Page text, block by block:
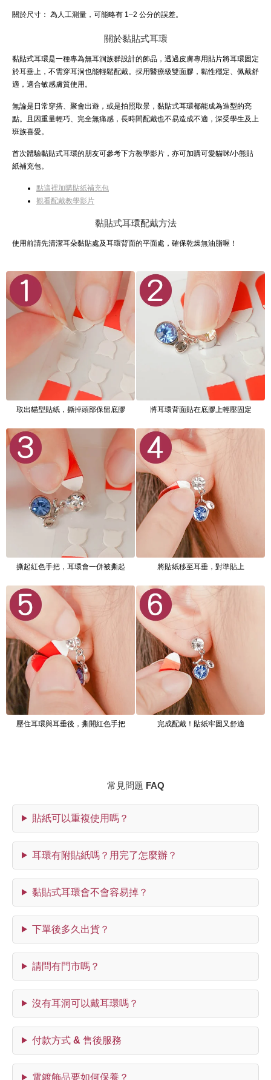
關於尺寸： 為人工測量，可能略有 1–2 公分的誤差。
關於黏貼式耳環
黏貼式耳環是一種專為無耳洞族群設計的飾品，透過皮膚專用貼片將耳環固定
於耳垂上，不需穿耳洞也能輕鬆配戴。採用醫療級雙面膠，黏性穩定、佩戴舒
適，適合敏感膚質使用。
無論是日常穿搭、聚會出遊，或是拍照取景，黏貼式耳環都能成為造型的亮
點。且因重量輕巧、完全無痛感，長時間配戴也不易造成不適，深受學生及上
班族喜愛。
首次體驗黏貼式耳環的朋友可參考下方教學影片，亦可加購可愛貓咪/小熊貼
紙補充包。
點這裡加購貼紙補充包
觀看配戴教學影片
黏貼式耳環配戴方法
使用前請先清潔耳朵黏貼處及耳環背面的平面處，確保乾燥無油脂喔！
取出貓型貼紙，撕掉頭部保留底膠 將耳環背面貼在底膠上輕壓固定
撕起紅色手把，耳環會一併被撕起 將貼紙移至耳垂，對準貼上
壓住耳環與耳垂後，撕開紅色手把 完成配戴！貼紙牢固又舒適
常見問題 FAQ
貼紙可以重複使用嗎？
耳環有附貼紙嗎？用完了怎麼辦？
黏貼式耳環會不會容易掉？
下單後多久出貨？
請問有門市嗎？
沒有耳洞可以戴耳環嗎？
付款方式 & 售後服務
電鍍飾品要如何保養？